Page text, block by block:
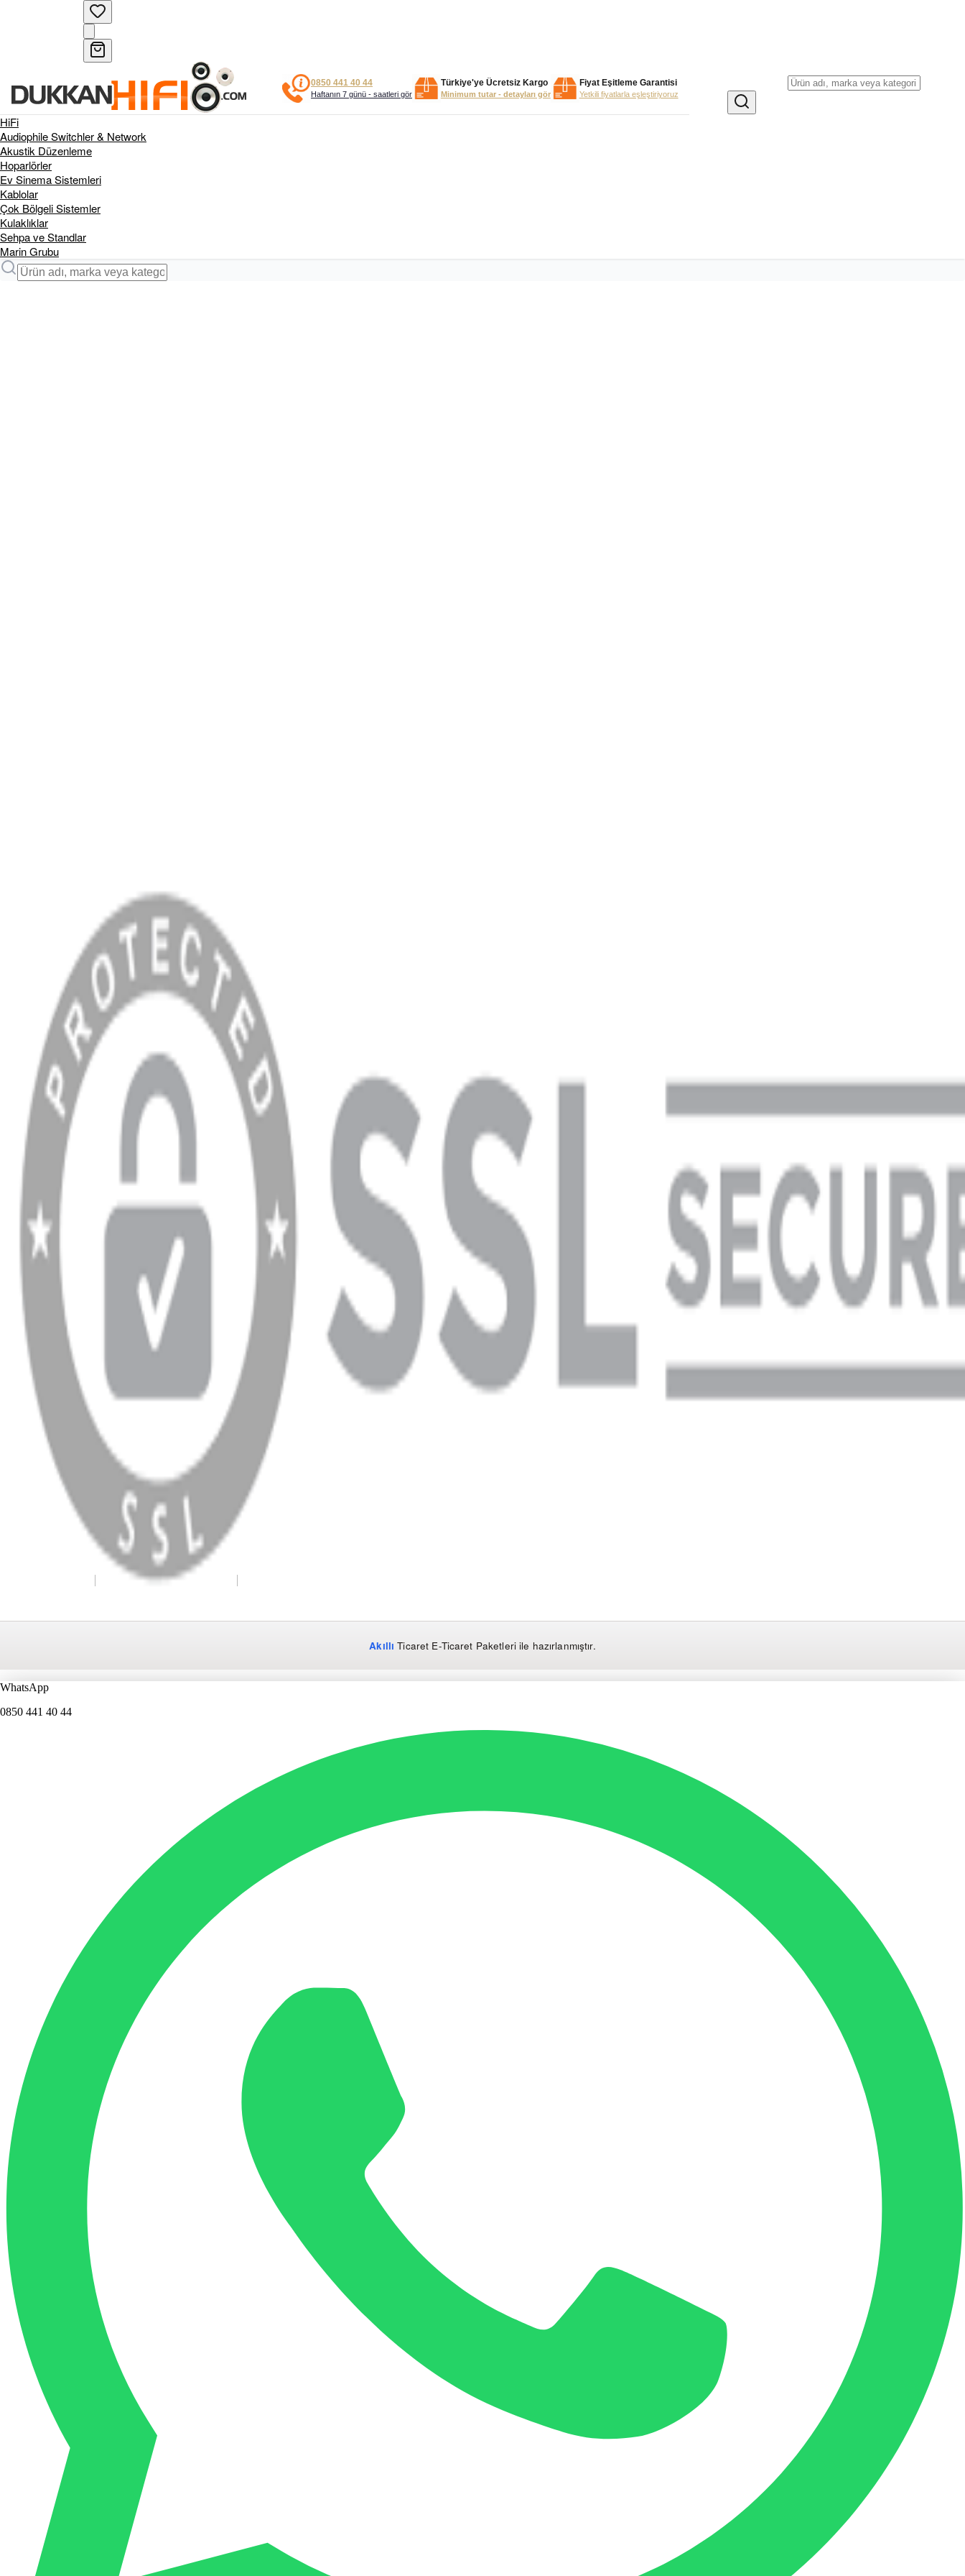
0850 441 40 44
Haftanın 7 günü - saatleri gör
Türkiye'ye Ücretsiz Kargo
Minimum tutar - detayları gör
Fiyat Eşitleme Garantisi
Yetkili fiyatlarla eşleştiriyoruz
HiFi
Audiophile Switchler & Network
Akustik Düzenleme
Hoparlörler
Ev Sinema Sistemleri
Kablolar
Çok Bölgeli Sistemler
Kulaklıklar
Sehpa ve Standlar
Marin Grubu
Anasayfa
Hakkımızda
Blog
MÜŞTERİ HİZMETLERİ
Hesabım
Sipariş Sorgulama
Banka Hesap Bilgileri
YARDIM VE DESTEK
Ödeme ve Teslimat Şartları
Garanti ve İade Şartları
info@dukkanhifi.com0850 441 40 44
0850 441 40 44
Pazartesi - Cuma 09:30 - 19:30, Cumartesi 10:00 - 18:00
Facebook Instagram YouTube
Dükkan Hifi. Tüm Hakları Saklıdır
Kullanım Koşulları ve Gizlilik
Akıllı Ticaret E-Ticaret Paketleriile hazırlanmıştır.
WhatsApp
0850 441 40 44